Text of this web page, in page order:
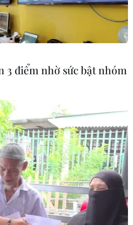
viễn thông
phó thiên tai
ứng dụng
tìm kiếm,
mẫu ADN,
tìm người
3 điểm nhờ sức bật nhóm